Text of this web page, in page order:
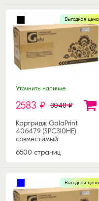
Выгодная цена
Уточнить наличие
2583 ₽ 3048 ₽
Картридж GalaPrint
406479 (SPC310HE)
совместимый
6500 страниц
Выгодная цена